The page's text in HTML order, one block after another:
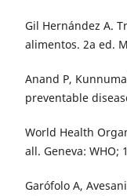
Gil Hernández A.
alimentos. 2a ed.
Anand P,
preventable
World Health
all. Geneva: WHO;
Garófolo A,